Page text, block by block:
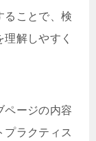
ることで、検
解しやすく
ページの内容
プラクティス